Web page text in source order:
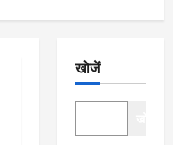
खोजें